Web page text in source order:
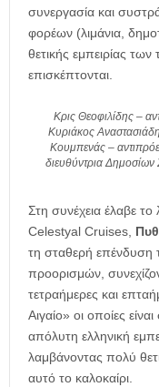
συνεργασία και
φορέων (λιμάνια,
θετικής εμπειρίας
επισκέπτονται.
Κρις Θεοφιλίδης –
Κυριάκος
Κουμπενάς –
διευθύντρια
Στη συνέχεια έλαβε
Celestyal Cruises,
τη σταθερή επένδυση
προορισμών,
τετραήμερες και
Αιγαίο» οι οποίες
απόλυτη ελληνική
λαμβάνοντας πολύ
αυτό το καλοκαίρι.